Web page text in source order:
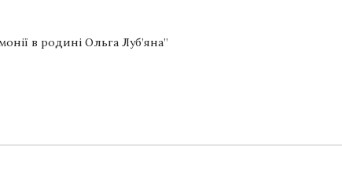
в родині Ольга Луб’яна”